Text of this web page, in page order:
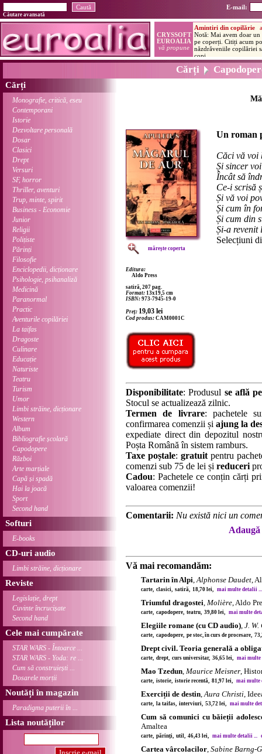
E-mail:
Căutare avansată
Cărți
Cărți
Monografie, critică, eseu
Contemporani
Istorie
Dezvoltare personală
Dosar
Clasici
Drept
Versuri
SF, horror
Thriller, aventuri
Trup, minte, spirit
Business - Economie
Junior
Religii
Polițiste
Părinți
Filosofie
Enciclopedii, dicționare
Psihologie, psihanaliză
Medicină
Paranormal
Practic
Aventurile copilăriei
La taifas
Dragoste
Culinare
Educație
Naturiste
Teatru
Turism
Umor
Limbi străine, dicționare
Western
Album
Bibliografie școlară
Capodopere
Război
Arte marțiale
Capă și spadă
Hai la joacă
Sport
Second hand
Softuri
E-books
CD-uri audio
Limbi străine, dicționare
Reviste
Legislație, drept
Cuvinte încrucișate
Second hand
Cele mai cumpărate
STAR WARS - Întoarce ...
STAR WARS - Yoda: re ...
Cum să construiești ...
Dosarele morții
Noutăți în magazin
Paradigma puterii în ...
Lista noutăților
mărește coperta
Editura:
Aldo Press
satiră, 207 pag.
Format: 13x19,5 cm
ISBN: 973-7945-19-0
Preț: 19,03 lei
Cod produs: CAM0001C
Un roman
Căci vă voi
Și sincer
Încât să
Ce-i scrisă
Și vă voi
Și cum în
Și cum din
Și-a revenit
Selecțiuni
Disponibilitate: Produsul se află
Stocul se actualizează zilnic.
Termen de livrare: pachetele
confirmarea comenzii șiajung la
expediate direct din depozitul
Poșta Română în sistem ramburs.
Taxe poștale: gratuitpentru
comenzi sub 75 de lei și reduceri
Cadou: Pachetele ce conțin cărți
valoarea comenzii!
Comentarii: Nu există nici un
Vă mai recomandăm:
Tartarin în Alpi,Alphonse Daudet,
carte, clasici, satiră, 18,70 lei, mai multe detalii ...
Triumful dragostei, Molière, Aldo
carte, capodopere, teatru, 39,80 lei, mai multe
Elegiile romane (cu CD audio), J. W.
carte, capodopere, pe stoc, în curs de procesare,
Drept civil. Teoria generală a
carte, drept, curs universitar, 36,65 lei, mai multe
Mao Tzedun, Maurice Meisner,
carte, istorie, istorie recentă, 81,97 lei, mai multe
Exerciții de destin,Aura Christi,
carte, la taifas, interviuri, 53,72 lei, mai multe
Cum să comunici cu băieții
Amaltea
carte, părinți, util, 46,43 lei, mai multe detalii ...
Cartea vârcolacilor, Sabine Barng-